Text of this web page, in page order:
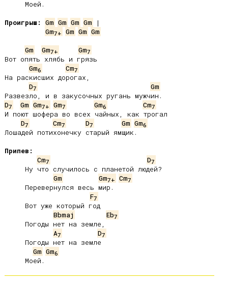
Проигрыш:
Gm Gm Gm Gm
Gm7+ Gm Gm Gm
Gm
Gm7+ Gm7
Вот опять хлябь и грязь
Gm6 Cm7
На раскисших дорогах,
D7
Gm
D7 Gm Gm7+ Gm7 Gm6 Cm7
И поют шофера во всех чайных, как трогал
D7 Cm7 D7 Gm Gm6
Лошадей потихонечку старый ямщик.
Припев:
Cm7 D7
Gm
Gm7+ Cm7
F7
Bbmaj
Eb7
A7 D7
Gm Gm6